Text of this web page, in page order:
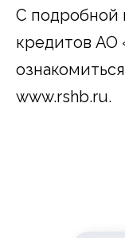
С подробной
кредитов АО
www.rshb.ru.